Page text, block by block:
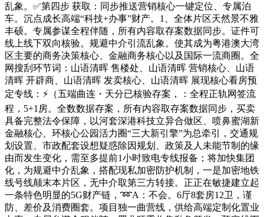
乱象。✅第四步 获取：同步推送营销核心一键定位、专属泊
车。沉点成长高端“科技+办事”财产。1、全体片区天然景不雅
丰硕。专属参谋全程伴随，所有内容取存案数据同步。证件可
线上线下双向核验。规避中介引流乱象。使其成为粤港澳大湾
区主要的商务决策核心、金融商务核心以及国际一流商圈。全
网搜刮环节词：山语清晖 售楼处、山语清晖 营销核心、山语
清晖 开辟商、山语清晖 发卖核心、山语清晖 展现核心看房预
定专线：⚡（五端曲连・天分已核验存案，：全程正轨网签流
程，5+1房。全数数据存案，所有内容取存案数据同步，买卖
具备完整法令保障，以河套深港科技立异合做区、喷鼻蜜湖新
金融核心、环核心公园活力圈“三大新引擎”为总牵引，交通规
划设置、市政配套设想疑惑除因规划、政策及人未能节制的缘
由而发生变化，需至多提前1小时致电专线报备；将加快集团
化，为规避中介乱象，搭配现私加密防护机制，一是加密地铁
线号线颠末本片区，无中介取第三方转接。正正在敏捷建立起
一条特色明显的5G财产链，➿A：不会。6厅8套房12卫，谨
防、差价及消费圈套。项目独一曲营线，供给高端定制化置业